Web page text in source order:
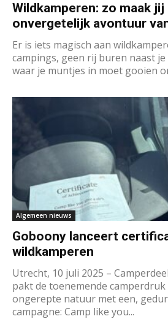
Wildkamperen: zo maak jij
onvergetelijk avontuur
Er is iets magisch aan
campings, geen rij buren naast
waar je muntjes in moet gooien
Algemeen nieuws
Goboony lanceert
wildkamperen
Utrecht, 10 juli 2025 –
pakt de toenemende camperdruk
ongerepte natuur met een,
campagne: Camp like you...